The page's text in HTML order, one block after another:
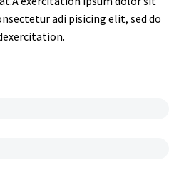
adi pisicing elit, sed do